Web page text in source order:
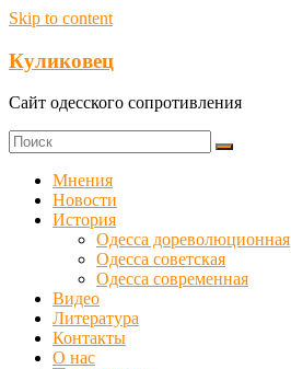
Skip to content
Куликовец
Сайт одесского сопротивления
Мнения
Новости
История
Одесса дореволюционная
Одесса советская
Одесса современная
Видео
Литература
Контакты
О нас